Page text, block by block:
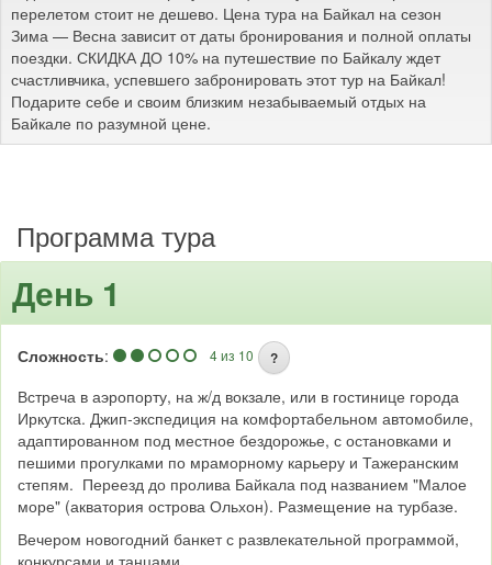
перелетом стоит не дешево. Цена тура на Байкал на сезон
Зима — Весна зависит от даты бронирования и полной оплаты
поездки. СКИДКА ДО 10% на путешествие по Байкалу ждет
счастливчика, успевшего забронировать этот тур на Байкал!
Подарите себе и своим близким незабываемый отдых на
Байкале по разумной цене.
Программа тура
День 1
Сложность: 4 из 10 ?
Встреча в аэропорту, на ж/д вокзале, или в гостинице города
Иркутска. Джип-экспедиция на комфортабельном автомобиле,
адаптированном под местное бездорожье, с остановками и
пешими прогулками по мраморному карьеру и Тажеранским
степям. Переезд до пролива Байкала под названием "Малое
море" (акватория острова Ольхон). Размещение на турбазе.
Вечером новогодний банкет с развлекательной программой,
конкурсами и танцами.